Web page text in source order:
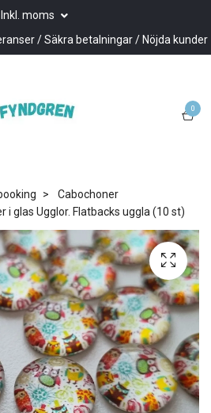
Inkl. moms
/ Säkra betalningar / Nöjda kunder
0
Cabochoner
i glas Ugglor. Flatbacks uggla (10 st)